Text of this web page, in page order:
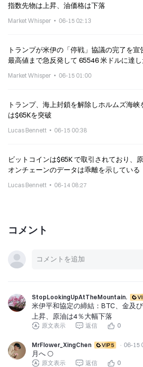
指数先物は上昇、油価格は下落
Market Whisper 06-15 02:13
トランプが米伊の「停戦」協議の完了を
最高値まで急反発して 65546 米ドルに達
Market Whisper 06-15 01:00
トランプ、海上封鎖を解除しホルムズ海
は$65Kを突破
Lucas Bennett 06-15 00:38
ビットコインは$65K で取引されており、
オンチェーンのデータは乖離を示している
Lucas Bennett 06-14 08:27
コメント
StopLookingUpAtTheMountain.
米伊平和協定の締結：BTC、金及
上昇、原油は4％大幅下落
原文表示 返信 0
MrFlower_XingChen · 06-15
月へ 🌕
原文表示 返信 0